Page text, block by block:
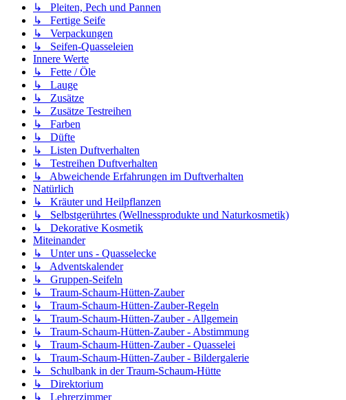
↳ Pleiten, Pech und Pannen
↳ Fertige Seife
↳ Verpackungen
↳ Seifen-Quasseleien
Innere Werte
↳ Fette / Öle
↳ Lauge
↳ Zusätze
↳ Zusätze Testreihen
↳ Farben
↳ Düfte
↳ Listen Duftverhalten
↳ Testreihen Duftverhalten
↳ Abweichende Erfahrungen im Duftverhalten
Natürlich
↳ Kräuter und Heilpflanzen
↳ Selbstgerührtes (Wellnessprodukte und Naturkosmetik)
↳ Dekorative Kosmetik
Miteinander
↳ Unter uns - Quasselecke
↳ Adventskalender
↳ Gruppen-Seifeln
↳ Traum-Schaum-Hütten-Zauber
↳ Traum-Schaum-Hütten-Zauber-Regeln
↳ Traum-Schaum-Hütten-Zauber - Allgemein
↳ Traum-Schaum-Hütten-Zauber - Abstimmung
↳ Traum-Schaum-Hütten-Zauber - Quasselei
↳ Traum-Schaum-Hütten-Zauber - Bildergalerie
↳ Schulbank in der Traum-Schaum-Hütte
↳ Direktorium
↳ Lehrerzimmer